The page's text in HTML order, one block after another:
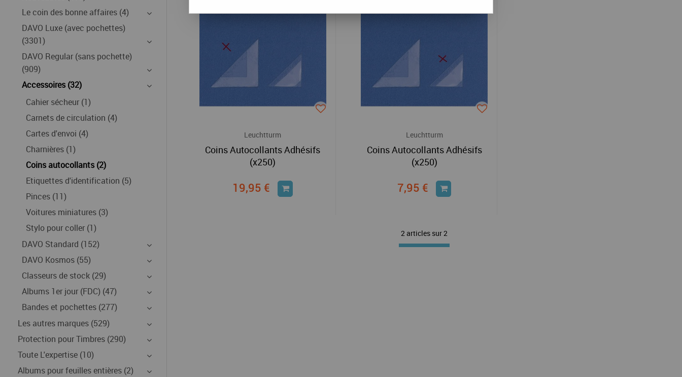
Le coin des bonne affaires (4)
DAVO Luxe (avec pochettes)
(3301)
DAVO Regular (sans pochette)
(909)
Accessoires (32)
Cahier sécheur (1)
Carnets de circulation (4)
Cartes d'envoi (4)
Charnières (1)
Coins autocollants (2)
Etiquettes d'identification (5)
Pinces (11)
Voitures miniatures (3)
Stylo pour coller (1)
DAVO Standard (152)
DAVO Kosmos (55)
Classeurs de stock (29)
Albums 1er jour (FDC) (47)
Bandes et pochettes (277)
Les autres marques (529)
Protection pour Timbres (290)
Toute L'expertise (10)
Albums pour feuilles entières (2)
Leuchtturm
Coins Autocollants Adhésifs
(x250)
19,95 €
Leuchtturm
Coins Autocollants Adhésifs
(x250)
7,95 €
2 articles sur2